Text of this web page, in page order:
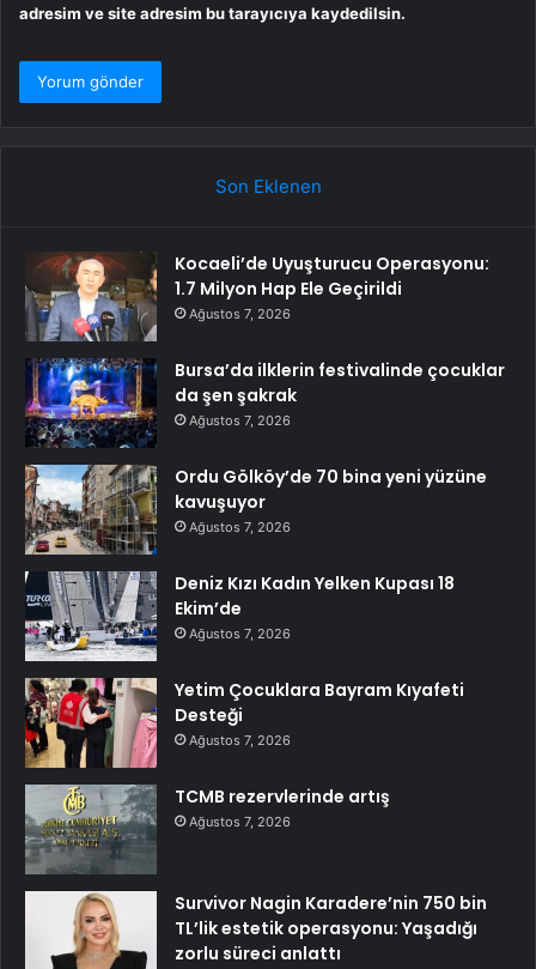
adresim ve site adresim bu tarayıcıya kaydedilsin.
Son Eklenen
Kocaeli’de Uyuşturucu Operasyonu:
1.7 Milyon Hap Ele Geçirildi
Ağustos 7, 2026
Bursa’da ilklerin festivalinde çocuklar
da şen şakrak
Ağustos 7, 2026
Ordu Gölköy’de 70 bina yeni yüzüne
kavuşuyor
Ağustos 7, 2026
Deniz Kızı Kadın Yelken Kupası 18
Ekim’de
Ağustos 7, 2026
Yetim Çocuklara Bayram Kıyafeti
Desteği
Ağustos 7, 2026
TCMB rezervlerinde artış
Ağustos 7, 2026
Survivor Nagin Karadere’nin 750 bin
TL’lik estetik operasyonu: Yaşadığı
zorlu süreci anlattı